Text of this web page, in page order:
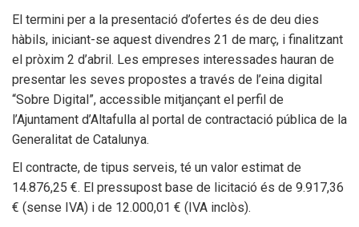
Transparència
El termini per a la presentació d’ofertes és de deu dies
hàbils, iniciant-se aquest divendres 21 de març, i finalitzant
el pròxim 2 d’abril. Les empreses interessades hauran de
presentar les seves propostes a través de l’eina digital
“Sobre Digital”, accessible mitjançant el perfil de
l’Ajuntament d’Altafulla al portal de contractació pública de la
Generalitat de Catalunya.
El contracte, de tipus serveis, té un valor estimat de
14.876,25 €. El pressupost base de licitació és de 9.917,36
€ (sense IVA) i de 12.000,01 € (IVA inclòs).